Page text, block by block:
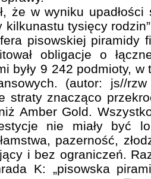
że w wyniku upadłości
tysięcy
pisowskiej piramidy
obligacje o
były 9 242 podmioty,
(autor: js//rzw
straty znacząco
Amber Gold.
nie miały być
pazerność,
i bez ograniczeń.
K: „pisowska